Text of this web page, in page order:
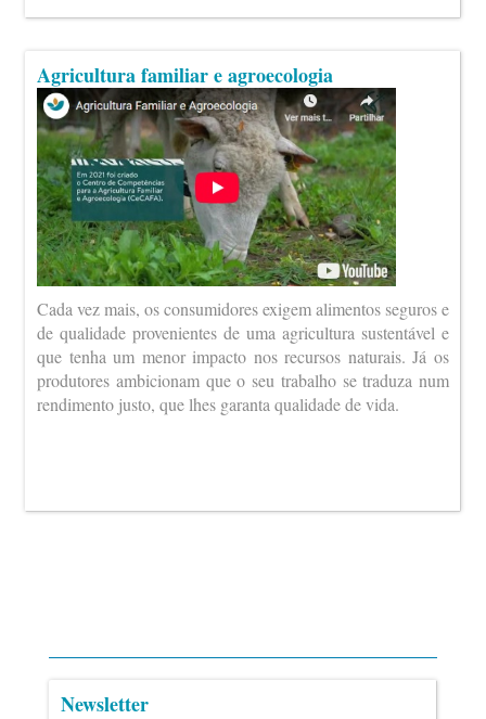
Agricultura familiar e agroecologia
Cada vez mais, os consumidores exigem alimentos seguros e
de qualidade provenientes de uma agricultura sustentável e
que tenha um menor impacto nos recursos naturais. Já os
produtores ambicionam que o seu trabalho se traduza num
rendimento justo, que lhes garanta qualidade de vida.
Newsletter